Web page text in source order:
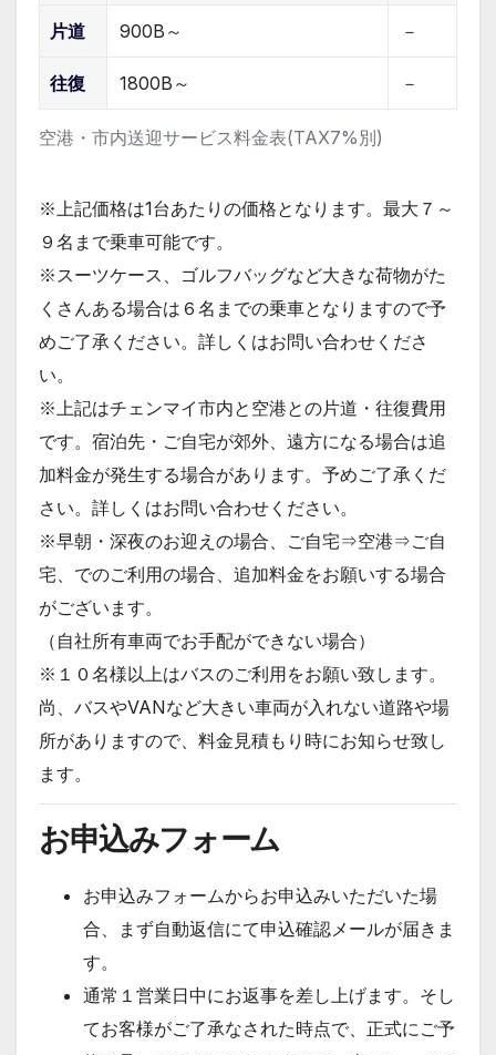
空港・市内送迎サービス料金表(TAX7%別)
片道 900B～ －
往復 1800B～ －
※上記価格は1台あたりの価格となります。最大７～
９名まで乗車可能です。
※スーツケース、ゴルフバッグなど大きな荷物がた
くさんある場合は６名までの乗車となりますので予
めご了承ください。詳しくはお問い合わせくださ
い。
※上記はチェンマイ市内と空港との片道・往復費用
です。宿泊先・ご自宅が郊外、遠方になる場合は追
加料金が発生する場合があります。予めご了承くだ
さい。詳しくはお問い合わせください。
※早朝・深夜のお迎えの場合、ご自宅⇒空港⇒ご自
宅、でのご利用の場合、追加料金をお願いする場合
がございます。
（自社所有車両でお手配ができない場合）
※１０名様以上はバスのご利用をお願い致します。
尚、バスやVANなど大きい車両が入れない道路や場
所がありますので、料金見積もり時にお知らせ致し
ます。
お申込みフォーム
お申込みフォームからお申込みいただいた場
合、まず自動返信にて申込確認メールが届きま
す。
通常１営業日中にお返事を差し上げます。そし
てお客様がご了承なされた時点で、正式にご予